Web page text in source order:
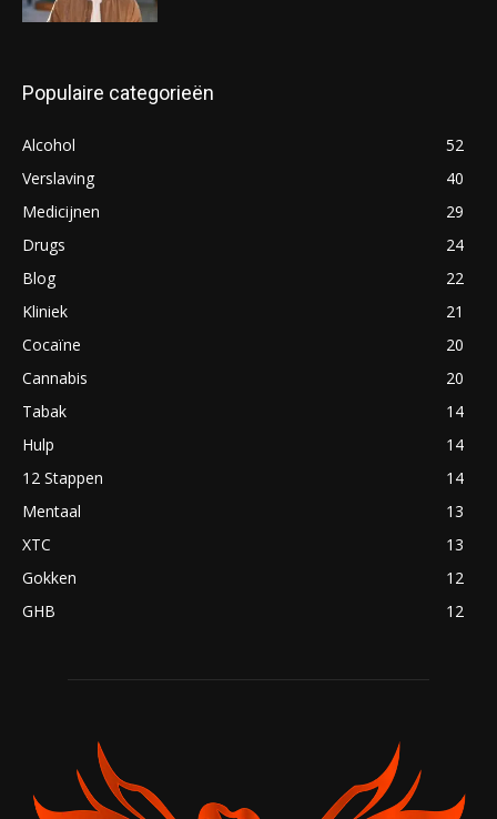
Populaire categorieën
Alcohol
52
Verslaving
40
Medicijnen
29
Drugs
24
Blog
22
Kliniek
21
Cocaïne
20
Cannabis
20
Tabak
14
Hulp
14
12 Stappen
14
Mentaal
13
XTC
13
Gokken
12
GHB
12